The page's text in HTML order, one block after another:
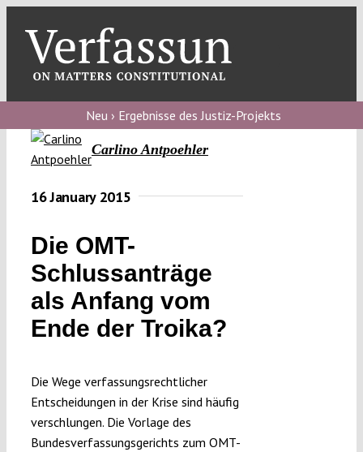
content
blog
Verfassungs
debate
Verfassungs
Verfassungs
editorial
About
Submissions
Funding
Neu › Ergebnisse des Justiz-Projekts
Carlino Antpoehler
16 January 2015
Die OMT-
Schlussanträge
als Anfang vom
Ende der Troika?
Die Wege verfassungsrechtlicher
Entscheidungen in der Krise sind häufig
verschlungen. Die Vorlage des
Bundesverfassungsgerichts zum OMT-